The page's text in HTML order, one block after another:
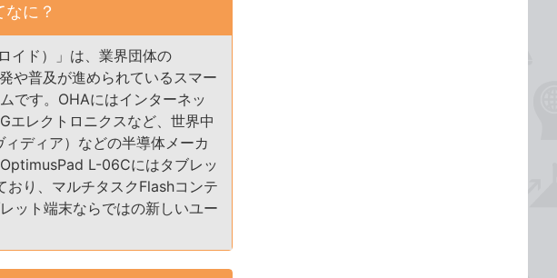
に？
イド）」は、業界団体の
や普及が進められているスマー
です。OHAにはインターネッ
エレクトロニクスなど、世界中
ディア）などの半導体メーカ
L-06Cにはタブレッ
り、マルチタスクFlashコンテ
ット端末ならではの新しいユー